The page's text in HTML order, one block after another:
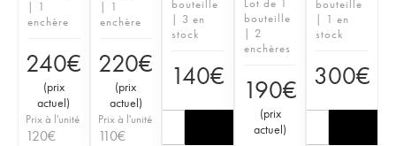
| 1
enchère
240€
(prix
actuel)
Prix à l'unité
120€
| 1
enchère
220€
(prix
actuel)
Prix à l'unité
110€
bouteille
| 3 en
stock
140€
bouteille
| 2
enchères
190€
(prix
actuel)
bouteille
| 1 en
stock
300€